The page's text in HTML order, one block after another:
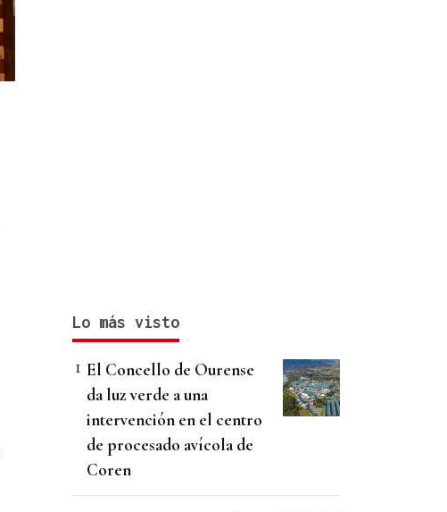
Lo más visto
El Concello de Ourense
da luz verde a una
intervención en el centro
de procesado avícola de
Coren